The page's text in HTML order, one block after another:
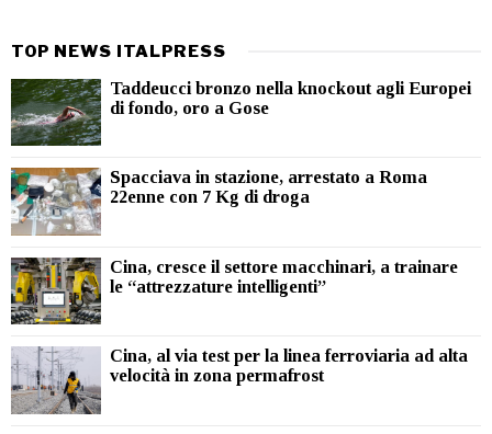
TOP NEWS ITALPRESS
Taddeucci bronzo nella knockout agli Europei
di fondo, oro a Gose
Spacciava in stazione, arrestato a Roma
22enne con 7 Kg di droga
Cina, cresce il settore macchinari, a trainare
le “attrezzature intelligenti”
Cina, al via test per la linea ferroviaria ad alta
velocità in zona permafrost